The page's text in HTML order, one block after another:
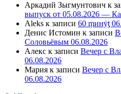
Аркадий Зыгмунтович к
выпуск от 05.08.2026 —
Aleks к записи 60 ṃинẏƫ
Денис Истомин к записи
Соловьёвым 06.08.2026
Алекс к записи Вечер с
06.08.2026
Мария к записи Вечер с
06.08.2026